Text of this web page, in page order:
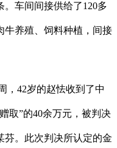
。车间间接供给了120多
牛养殖、饲料种植，间接
42岁的赵怯收到了中
取”的40余万元，被判决
芬。此次判决所认定的金